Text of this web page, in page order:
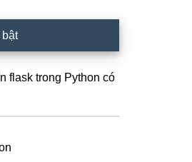
bật
flask trong Python có